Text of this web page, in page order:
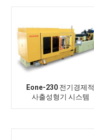
Eone-230 전기경제적
사출성형기 시스템